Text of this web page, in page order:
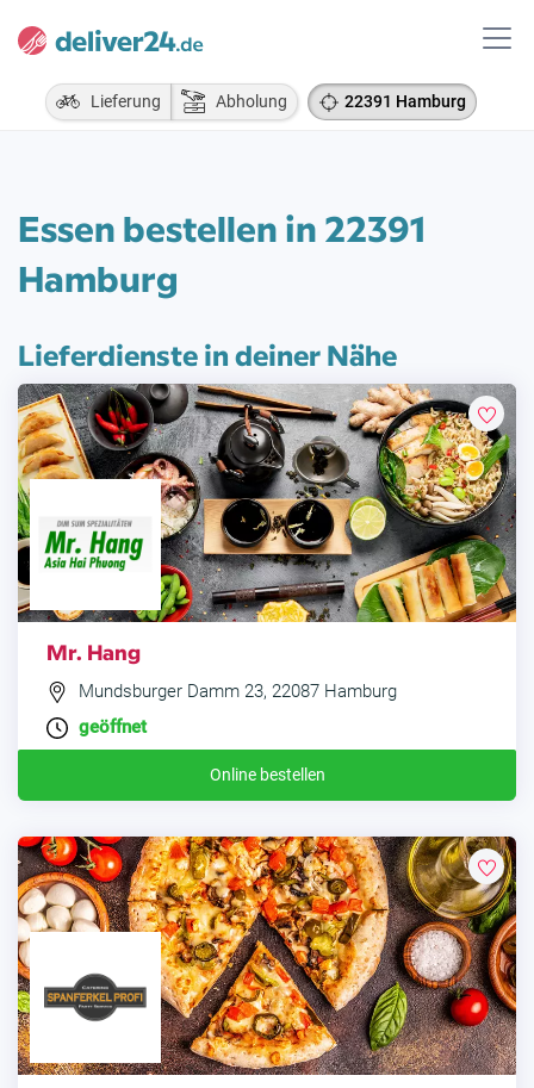
Lieferung Abholung 22391 Hamburg
Essen bestellen in 22391
Hamburg
Lieferdienste in deiner Nähe
Mr. Hang
Mundsburger Damm 23, 22087 Hamburg
geöffnet
Online bestellen